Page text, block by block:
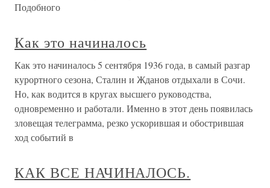
Подобного
Как это начиналось
Как это начиналось 5 сентября 1936 года, в самый разгар
курортного сезона, Сталин и Жданов отдыхали в Сочи.
Но, как водится в кругах высшего руководства,
одновременно и работали. Именно в этот день появилась
зловещая телеграмма, резко ускорившая и обострившая
ход событий в
КАК ВСЕ НАЧИНАЛОСЬ.